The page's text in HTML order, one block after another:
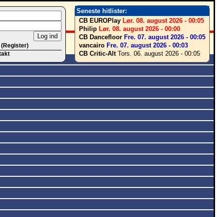
Seneste hitlister:
CB EUROPlay Lør. 08. august 2026 - 00:05
Philip Lør. 08. august 2026 - 00:00
CB Dancefloor Fre. 07. august 2026 - 00:05
vancairo Fre. 07. august 2026 - 00:03
CB Critic-AltTors. 06. august 2026 - 00:05